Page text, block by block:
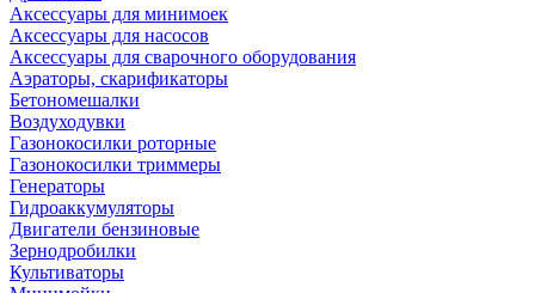
Аксессуары для минимоек
Аксессуары для насосов
Аксессуары для сварочного оборудования
Аэраторы, скарификаторы
Бетономешалки
Воздуходувки
Газонокосилки роторные
Газонокосилки триммеры
Генераторы
Гидроаккумуляторы
Двигатели бензиновые
Зернодробилки
Культиваторы